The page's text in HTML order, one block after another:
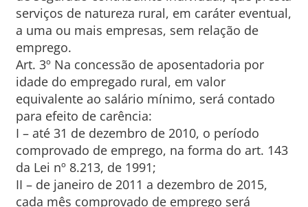
serviços de natureza rural, em caráter eventual,
a uma ou mais empresas, sem relação de
emprego.
Art. 3º Na concessão de aposentadoria por
idade do empregado rural, em valor
equivalente ao salário mínimo, será contado
para efeito de carência:
I – até 31 de dezembro de 2010, o período
comprovado de emprego, na forma do art. 143
da Lei nº 8.213, de 1991;
II – de janeiro de 2011 a dezembro de 2015,
cada mês comprovado de emprego será